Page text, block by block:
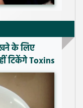
के लिए
टिकेंगे Toxins